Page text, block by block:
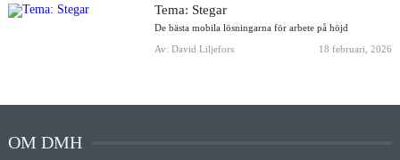
Tema: Stegar
De bästa mobila lösningarna för arbete på höjd
Av: David Liljefors
18 februari, 2026
OM DMH